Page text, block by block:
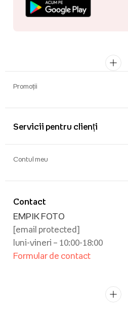
Promoții
Servicii pentru clienți
Contact
EMPIK FOTO
[email protected]
luni-vineri – 10:00-18:00
Formular de contact
Contul meu